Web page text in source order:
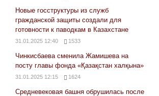
Новые госструктуры из служб
гражданской защиты создали для
готовности к паводкам в Казахстане
31.01.2025 12:40 1533
Чинкисбаева сменила Жамишева на
посту главы фонда «Қазақстан халқына»
31.01.2025 12:15 1624
Средневековая башня обрушилась после